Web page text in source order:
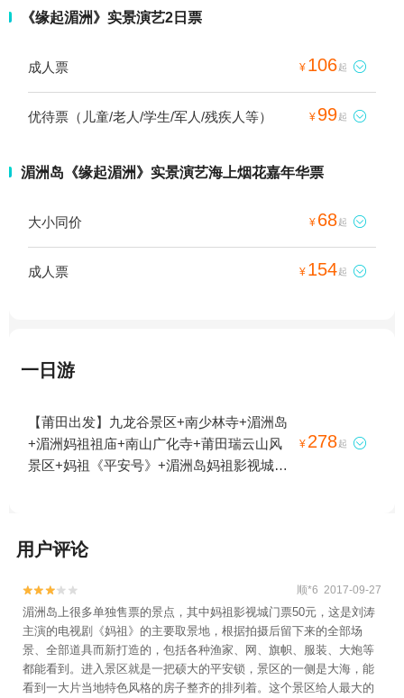
《缘起湄洲》实景演艺2日票
成人票 ¥ 106起 
优待票（儿童/老人/学生/军人/残疾人等） ¥ 99起 
湄洲岛《缘起湄洲》实景演艺海上烟花嘉年华票
大小同价 ¥ 68起 
成人票 ¥ 154起 
一日游
【莆田出发】九龙谷景区+南少林寺+湄洲岛
+湄洲妈祖祖庙+南山广化寺+莆田瑞云山风
景区+妈祖《平安号》+湄洲岛妈祖影视城
·妈祖》演出+湄洲岛水上运动中心1日游
¥ 278起 
用户评论

 顺*6 2017-09-27
湄洲岛上很多单独售票的景点，其中妈祖影视城门票50元，这是刘涛
主演的电视剧《妈祖》的主要取景地，根据拍摄后留下来的全部场
景、全部道具而新打造的，包括各种渔家、网、旗帜、服装、大炮等
都能看到。进入景区就是一把硕大的平安锁，景区的一侧是大海，能
看到一大片当地特色风格的房子整齐的排列着。这个景区给人最大的